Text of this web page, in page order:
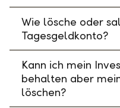
Wie lösche oder
Tagesgeldkonto?
Kann ich mein
behalten aber
löschen?